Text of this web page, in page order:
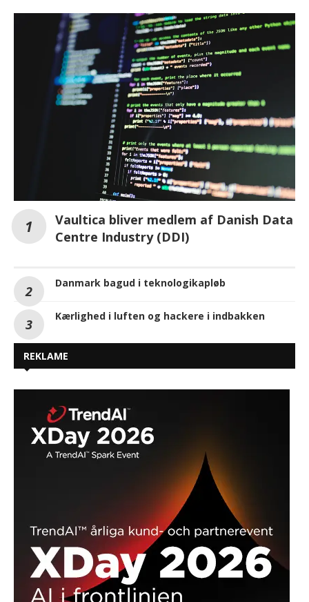
Vaultica bliver medlem af Danish Data
Centre Industry (DDI)
Danmark bagud i teknologikapløb
Kærlighed i luften og hackere i indbakken
REKLAME